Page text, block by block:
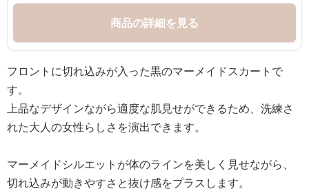
商品の詳細を見る
フロントに切れ込みが入った黒のマーメイドスカートで
す。
上品なデザインながら適度な肌見せができるため、洗練さ
れた大人の女性らしさを演出できます。
マーメイドシルエットが体のラインを美しく見せながら、
切れ込みが動きやすさと抜け感をプラスします。